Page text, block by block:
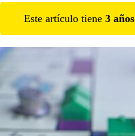
Este artículo tiene 3 años